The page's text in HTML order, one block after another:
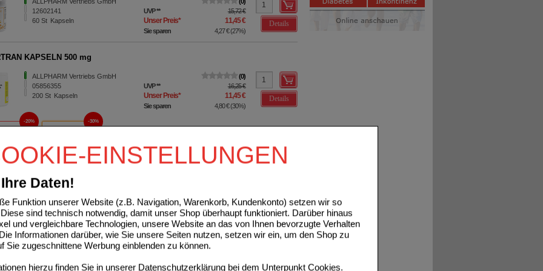
EINSTELLUNGEN
Daten!
Funktion unserer Website (z.B. Navigation, Warenkorb, Kundenkonto) setzen wir so
sind technisch notwendig, damit unser Shop überhaupt funktioniert. Darüber hinaus
und vergleichbare Technologien, unsere Website an das von Ihnen bevorzugte Verhalten
Informationen darüber, wie Sie unsere Seiten nutzen, setzen wir ein, um den Shop zu
Sie zugeschnittene Werbung einblenden zu können.
hierzu finden Sie in unserer Datenschutzerklärung bei dem Unterpunkt Cookies.
12602141
60St Kapseln
UVP** 15,72 €
Unser Preis* 11,45 €
Sie sparen 4,27 €(27%)
Details
KAPSELN 500 mg
ALLPHARM Vertriebs GmbH
05856355
200St Kapseln
0
UVP** 16,25 €
Unser Preis* 11,45 €
Sie sparen 4,80 €(30%)
Details
St
20%
200 St
30%
PLUS Kapseln
ALLPHARM Vertriebs GmbH
150St Kapseln Unser Preis* 9,04 €
Sie sparen 2,26 €(20% )
Details
A KAPSELN